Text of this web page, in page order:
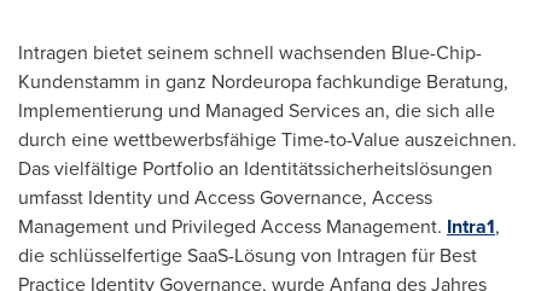
Intragen bietet seinem schnell wachsenden Blue-Chip-
Kundenstamm in ganz Nordeuropa fachkundige Beratung,
Implementierung und Managed Services an, die sich alle
durch eine wettbewerbsfähige Time-to-Value auszeichnen.
Das vielfältige Portfolio an Identitätssicherheitslösungen
umfasst Identity und Access Governance, Access
Management und Privileged Access Management. Intra1,
die schlüsselfertige SaaS-Lösung von Intragen für Best
Practice Identity Governance, wurde Anfang des Jahres